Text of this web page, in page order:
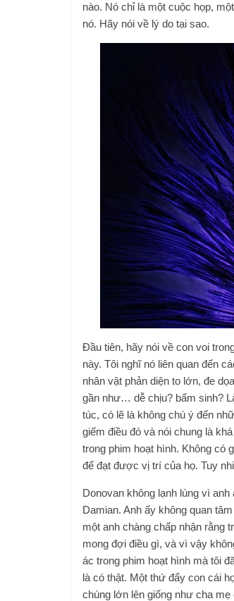
nào. Nó chỉ là một cuộc họp,
nó. Hãy nói về lý do tại sao.
Đầu tiên, hãy nói về con voi
này. Tôi nghĩ nó liên quan đến
nhân vật phản diện to lớn, đe
gần như… dễ chịu? bẩm sinh?
túc, có lẽ là không chú ý đến
giếm điều đó và nói chung là
trong phim hoạt hình. Không có
để đạt được vị trí của họ. Tuy
Donovan không lạnh lùng vì
Damian. Anh ấy không quan
một anh chàng chấp nhận rằng
mong đợi điều gì, và vì vậy
ác trong phim hoạt hình mà tôi
là có thật. Một thứ đẩy con cái
chúng lớn lên giống như cha